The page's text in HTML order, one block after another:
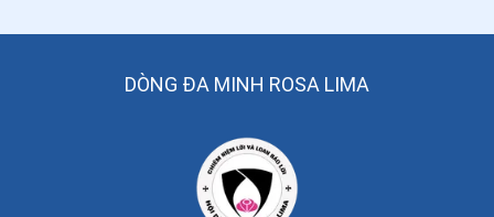
DÒNG ĐA MINH ROSA LIMA